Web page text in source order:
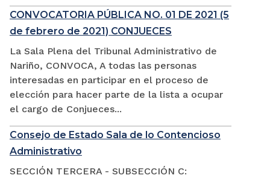
CONVOCATORIA PÚBLICA NO. 01 DE 2021 (5
de febrero de 2021) CONJUECES
La Sala Plena del Tribunal Administrativo de
Nariño, CONVOCA, A todas las personas
interesadas en participar en el proceso de
elección para hacer parte de la lista a ocupar
el cargo de Conjueces...
Consejo de Estado Sala de lo Contencioso
Administrativo
SECCIÓN TERCERA - SUBSECCIÓN C: